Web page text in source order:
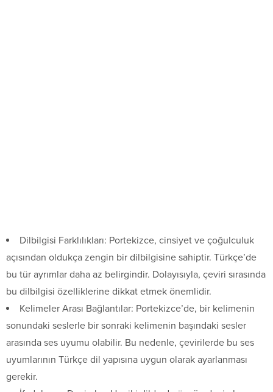
Dilbilgisi Farklılıkları: Portekizce, cinsiyet ve çoğulculuk
açısından oldukça zengin bir dilbilgisine sahiptir. Türkçe’de
bu tür ayrımlar daha az belirgindir. Dolayısıyla, çeviri sırasında
bu dilbilgisi özelliklerine dikkat etmek önemlidir.
Kelimeler Arası Bağlantılar: Portekizce’de, bir kelimenin
sonundaki seslerle bir sonraki kelimenin başındaki sesler
arasında ses uyumu olabilir. Bu nedenle, çevirilerde bu ses
uyumlarının Türkçe dil yapısına uygun olarak ayarlanması
gerekir.